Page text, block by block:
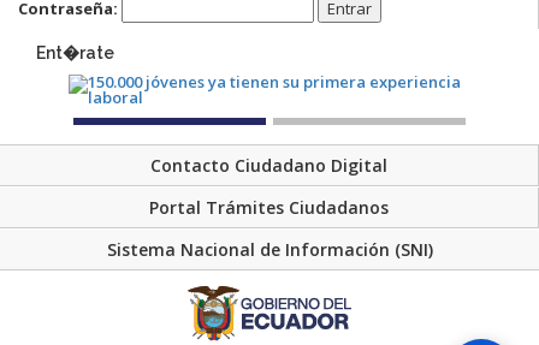
Contraseña:
Ent�rate
Contacto Ciudadano Digital
Portal Trámites Ciudadanos
Sistema Nacional de Información (SNI)